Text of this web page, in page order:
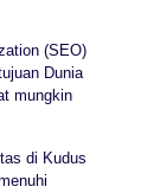
(SEO)
Dunia
mungkin
di Kudus